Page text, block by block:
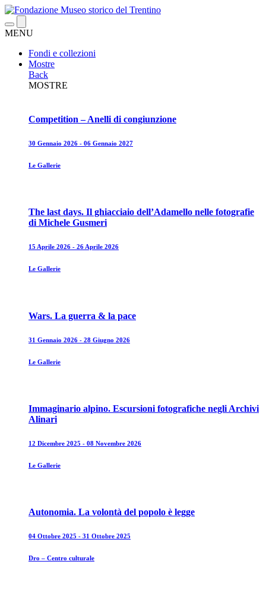
MENU
Fondi e collezioni
Mostre
Back
MOSTRE
Competition – Anelli di congiunzione
30 Gennaio 2026 - 06 Gennaio 2027
Le Gallerie
The last days. Il ghiacciaio dell’Adamello nelle fotografie
di Michele Gusmeri
15 Aprile 2026 - 26 Aprile 2026
Le Gallerie
Wars. La guerra & la pace
31 Gennaio 2026 - 28 Giugno 2026
Le Gallerie
Immaginario alpino. Escursioni fotografiche negli Archivi
Alinari
12 Dicembre 2025 - 08 Novembre 2026
Le Gallerie
Autonomia. La volontà del popolo è legge
04 Ottobre 2025 - 31 Ottobre 2025
Dro – Centro culturale